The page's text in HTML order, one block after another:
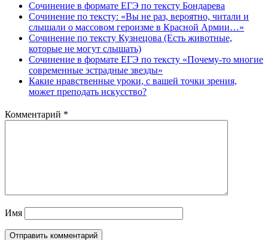
Сочинение в формате ЕГЭ по тексту Бондарева
Сочинение по тексту: «Вы не раз, вероятно, читали и
слышали о массовом героизме в Красной Армии…»
Сочинение по тексту Кузнецова (Есть животные,
которые не могут слышать)
Сочинение в формате ЕГЭ по тексту «Почему-то многие
современные эстрадные звезды»
Какие нравственные уроки, с вашей точки зрения,
может преподать искусство?
Комментарий *
Имя